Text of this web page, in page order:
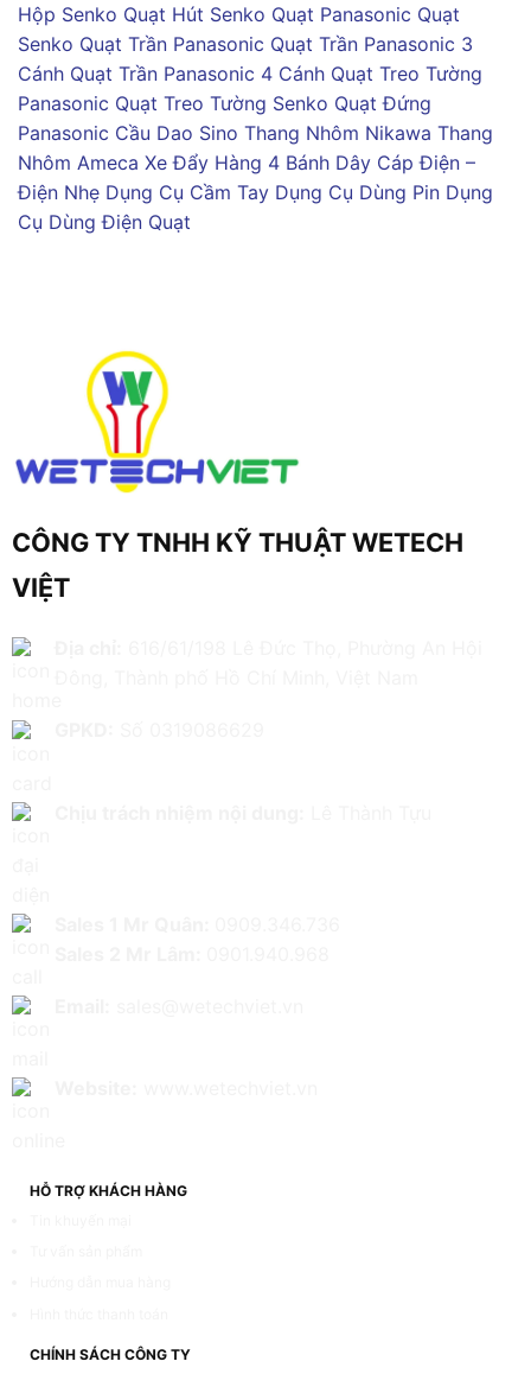
Hộp Senko Quạt Hút Senko Quạt Panasonic Quạt
Senko Quạt Trần Panasonic Quạt Trần Panasonic 3
Cánh Quạt Trần Panasonic 4 Cánh Quạt Treo Tường
Panasonic Quạt Treo Tường Senko Quạt Đứng
Panasonic Cầu Dao Sino Thang Nhôm Nikawa Thang
Nhôm Ameca Xe Đẩy Hàng 4 Bánh Dây Cáp Điện –
Điện Nhẹ Dụng Cụ Cầm Tay Dụng Cụ Dùng Pin Dụng
Cụ Dùng Điện Quạt
CÔNG TY TNHH KỸ THUẬT WETECH
VIỆT
HỖ TRỢ KHÁCH HÀNG
CHÍNH SÁCH CÔNG TY